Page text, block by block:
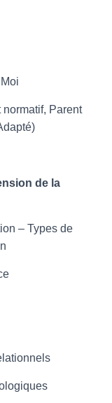
Parent
de la
– Types de